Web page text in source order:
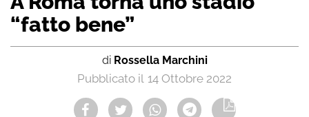
“fatto bene”
di Rossella Marchini
14 Ottobre 2022